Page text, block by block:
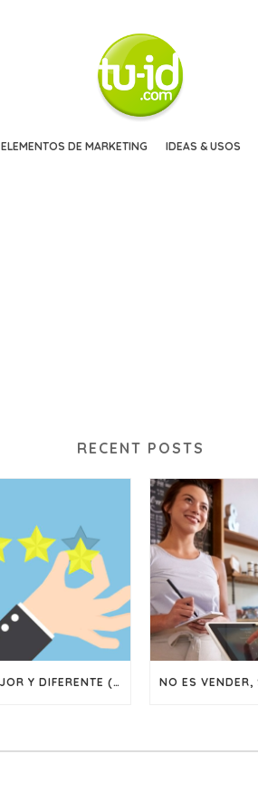
ELEMENTOS DE MARKETING IDEAS & USOS
RECENT POSTS
CÓMO SER MEJOR Y DIFERENTE (Y POR QUÉ TRABAJAR EN LOGRAR AMBAS COSAS)